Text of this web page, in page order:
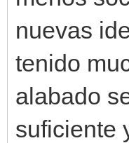
nuevas
tenido
alabado
suficiente